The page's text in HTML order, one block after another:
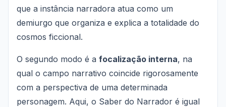
que a instância narradora atua como um
demiurgo que organiza e explica a totalidade do
cosmos ficcional.
O segundo modo é a focalização interna, na
qual o campo narrativo coincide rigorosamente
com a perspectiva de uma determinada
personagem. Aqui, o Saber do Narrador é igual